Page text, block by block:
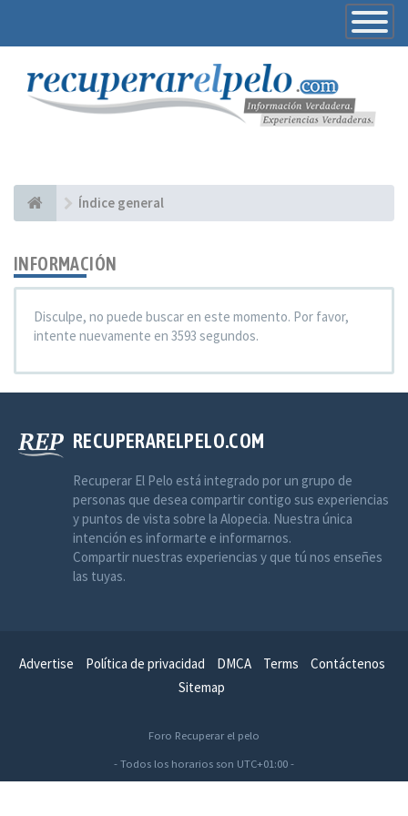
Toggle
Índice general
INFORMACIÓN
Disculpe, no puede buscar en este momento. Por favor,
intente nuevamente en 3593 segundos.
RECUPERARELPELO.COM
Recuperar El Pelo está integrado por un grupo de
personas que desea compartir contigo sus experiencias
y puntos de vista sobre la Alopecia. Nuestra única
intención es informarte e informarnos.
Compartir nuestras experiencias y que tú nos enseñes
las tuyas.
Advertise Política de privacidad DMCA Terms
Contáctenos
Sitemap
Foro Recuperar el pelo
- Todos los horarios son UTC+01:00-